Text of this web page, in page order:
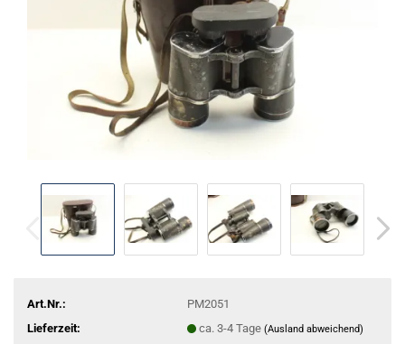
Art.Nr.:
PM2051
Lieferzeit:
ca. 3-4 Tage (Ausland abweichend)